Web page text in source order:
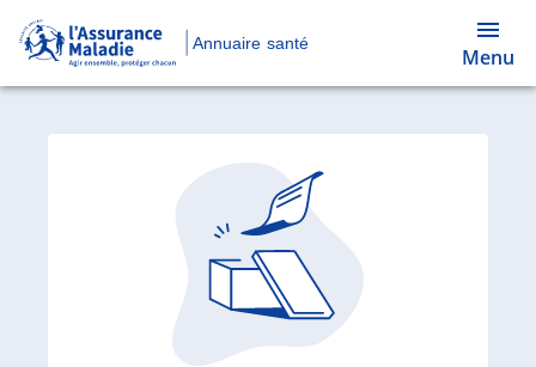
Annuaire santé
Menu